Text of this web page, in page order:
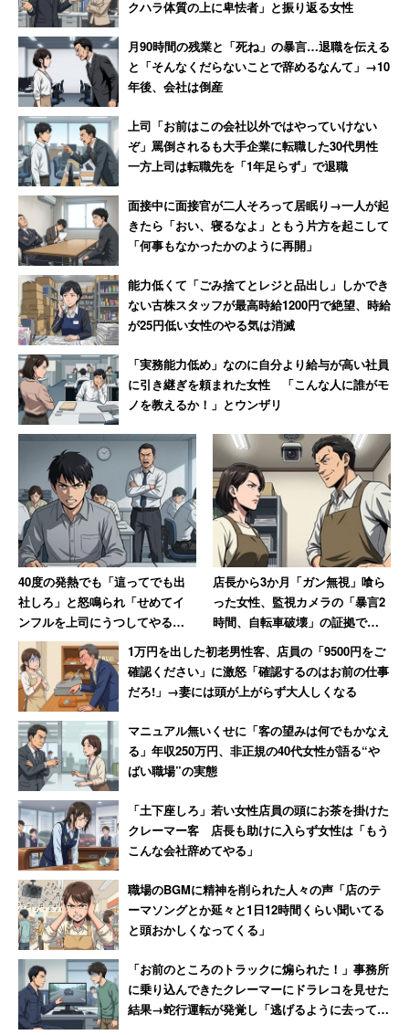
クハラ体質の上に卑怯者」と振り返る女性
月90時間の残業と「死ね」の暴言…退職を伝える
と「そんなくだらないことで辞めるなんて」→10
年後、会社は倒産
上司「お前はこの会社以外ではやっていけない
ぞ」罵倒されるも大手企業に転職した30代男性
一方上司は転職先を「1年足らず」で退職
面接中に面接官が二人そろって居眠り→一人が起
きたら「おい、寝るなよ」ともう片方を起こして
「何事もなかったかのように再開」
能力低くて「ごみ捨てとレジと品出し」しかでき
ない古株スタッフが最高時給1200円で絶望、時給
が25円低い女性のやる気は消滅
「実務能力低め」なのに自分より給与が高い社員
に引き継ぎを頼まれた女性 「こんな人に誰がモ
ノを教えるか！」とウンザリ
40度の発熱でも「這ってでも出
社しろ」と怒鳴られ「せめてイ
ンフルを上司にうつしてやる」
と思った男性 数年後その職場
は「潰された」【後編】
店長から3か月「ガン無視」喰ら
った女性、監視カメラの「暴言2
時間、自転車破壊」の証拠で反
撃 → 店長はクビ、その後店も潰
れる
1万円を出した初老男性客、店員の「9500円をご
確認ください」に激怒「確認するのはお前の仕事
だろ!」→妻には頭が上がらず大人しくなる
マニュアル無いくせに「客の望みは何でもかなえ
る」年収250万円、非正規の40代女性が語る“や
ばい職場”の実態
「土下座しろ」若い女性店員の頭にお茶を掛けた
クレーマー客 店長も助けに入らず女性は「もう
こんな会社辞めてやる」
職場のBGMに精神を削られた人々の声「店のテ
ーマソングとか延々と1日12時間くらい聞いてる
と頭おかしくなってくる」
「お前のところのトラックに煽られた！」事務所
に乗り込んできたクレーマーにドラレコを見せた
結果→蛇行運転が発覚し「逃げるように去ってい